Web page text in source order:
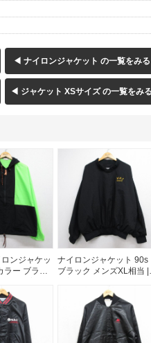
◀ ナイロンジャケット の一覧をみる
◀ ジャケット XSサイズ の一覧をみ
ンジャケッ
ラー ブラッ
ナイロンジャケット 90s
ブラック メンズXL相当 |